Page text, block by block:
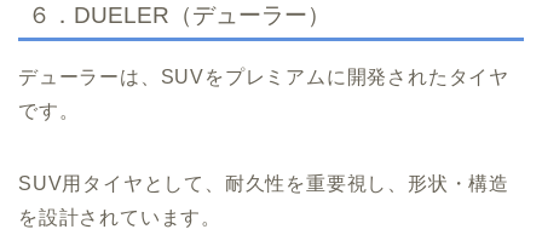
６．DUELER（デューラー）
デューラーは、SUVをプレミアムに開発されたタイヤ
です。
SUV用タイヤとして、耐久性を重要視し、形状・構造
を設計されています。